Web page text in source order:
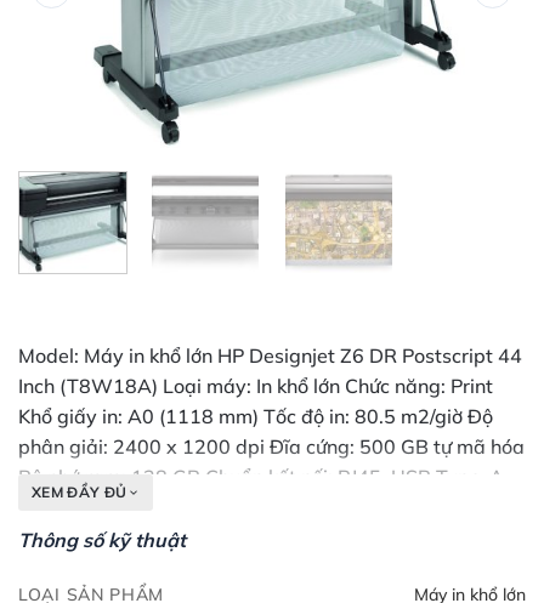
Model: Máy in khổ lớn HP Designjet Z6 DR Postscript 44
Inch (T8W18A) Loại máy: In khổ lớn Chức năng: Print
Khổ giấy in: A0 (1118 mm) Tốc độ in: 80.5 m2/giờ Độ
phân giải: 2400 x 1200 dpi Đĩa cứng: 500 GB tự mã hóa
Bộ nhớ ram: 128 GB Chuẩn kết nối: RJ45, USB Type-A
thông minh, nạp giấy phía trên, thùng chứa giấy đầu ra,
XEM ĐẦY ĐỦ
Thông số kỹ thuật
LOẠI SẢN PHẨM Máy in khổ lớn